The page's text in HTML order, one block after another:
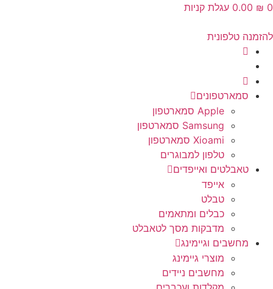
‎0.00 ₪ 0 עגלת קניות
להזמנה טלפונית
סמארטפונים
Apple סמארטפון
Samsung סמארטפון
Xioami סמארטפון
טלפון למבוגרים
טאבלטים ואייפדים
אייפד
טבלט
כבלים ומתאמים
מדבקות מסך לטאבלט
מחשבים וגיימינג
מוצרי גיימינג
מחשבים ניידים